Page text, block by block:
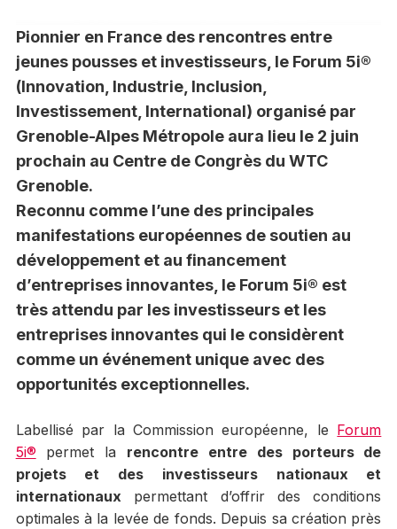
Pionnier en France des rencontres entre
jeunes pousses et investisseurs, le Forum 5i®
(Innovation, Industrie, Inclusion,
Investissement, International) organisé par
Grenoble-Alpes Métropole aura lieu le 2 juin
prochain au Centre de Congrès du WTC
Grenoble.
Reconnu comme l’une des principales
manifestations européennes de soutien au
développement et au financement
d’entreprises innovantes, le Forum 5i® est
très attendu par les investisseurs et les
entreprises innovantes qui le considèrent
comme un événement unique avec des
opportunités exceptionnelles.
Labellisé par la Commission européenne, le Forum
5i® permet la rencontre entre des porteurs de
projets et des investisseurs nationaux et
internationauxpermettant d’offrir des conditions
optimales à la levée de fonds. Depuis sa création près